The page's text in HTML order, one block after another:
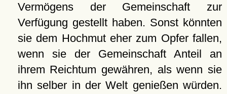
Vermögens der Gemeinschaft zur
Verfügung gestellt haben. Sonst könnten
sie dem Hochmut eher zum Opfer fallen,
wenn sie der Gemeinschaft Anteil an
ihrem Reichtum gewähren, als wenn sie
ihn selber in der Welt genießen würden.